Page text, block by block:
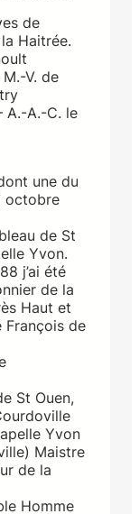
de
Haitrée.
V. de
A.-A.-C. le
une du
octobre
de St
Yvon.
j’ai été
de la
Haut et
François de
St Ouen,
Yvon
Maistre
de la
Homme